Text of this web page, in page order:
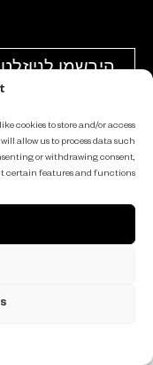
cookies to store and/or access
allow us to process data such
or withdrawing consent,
certain features and functions.
הירשמו